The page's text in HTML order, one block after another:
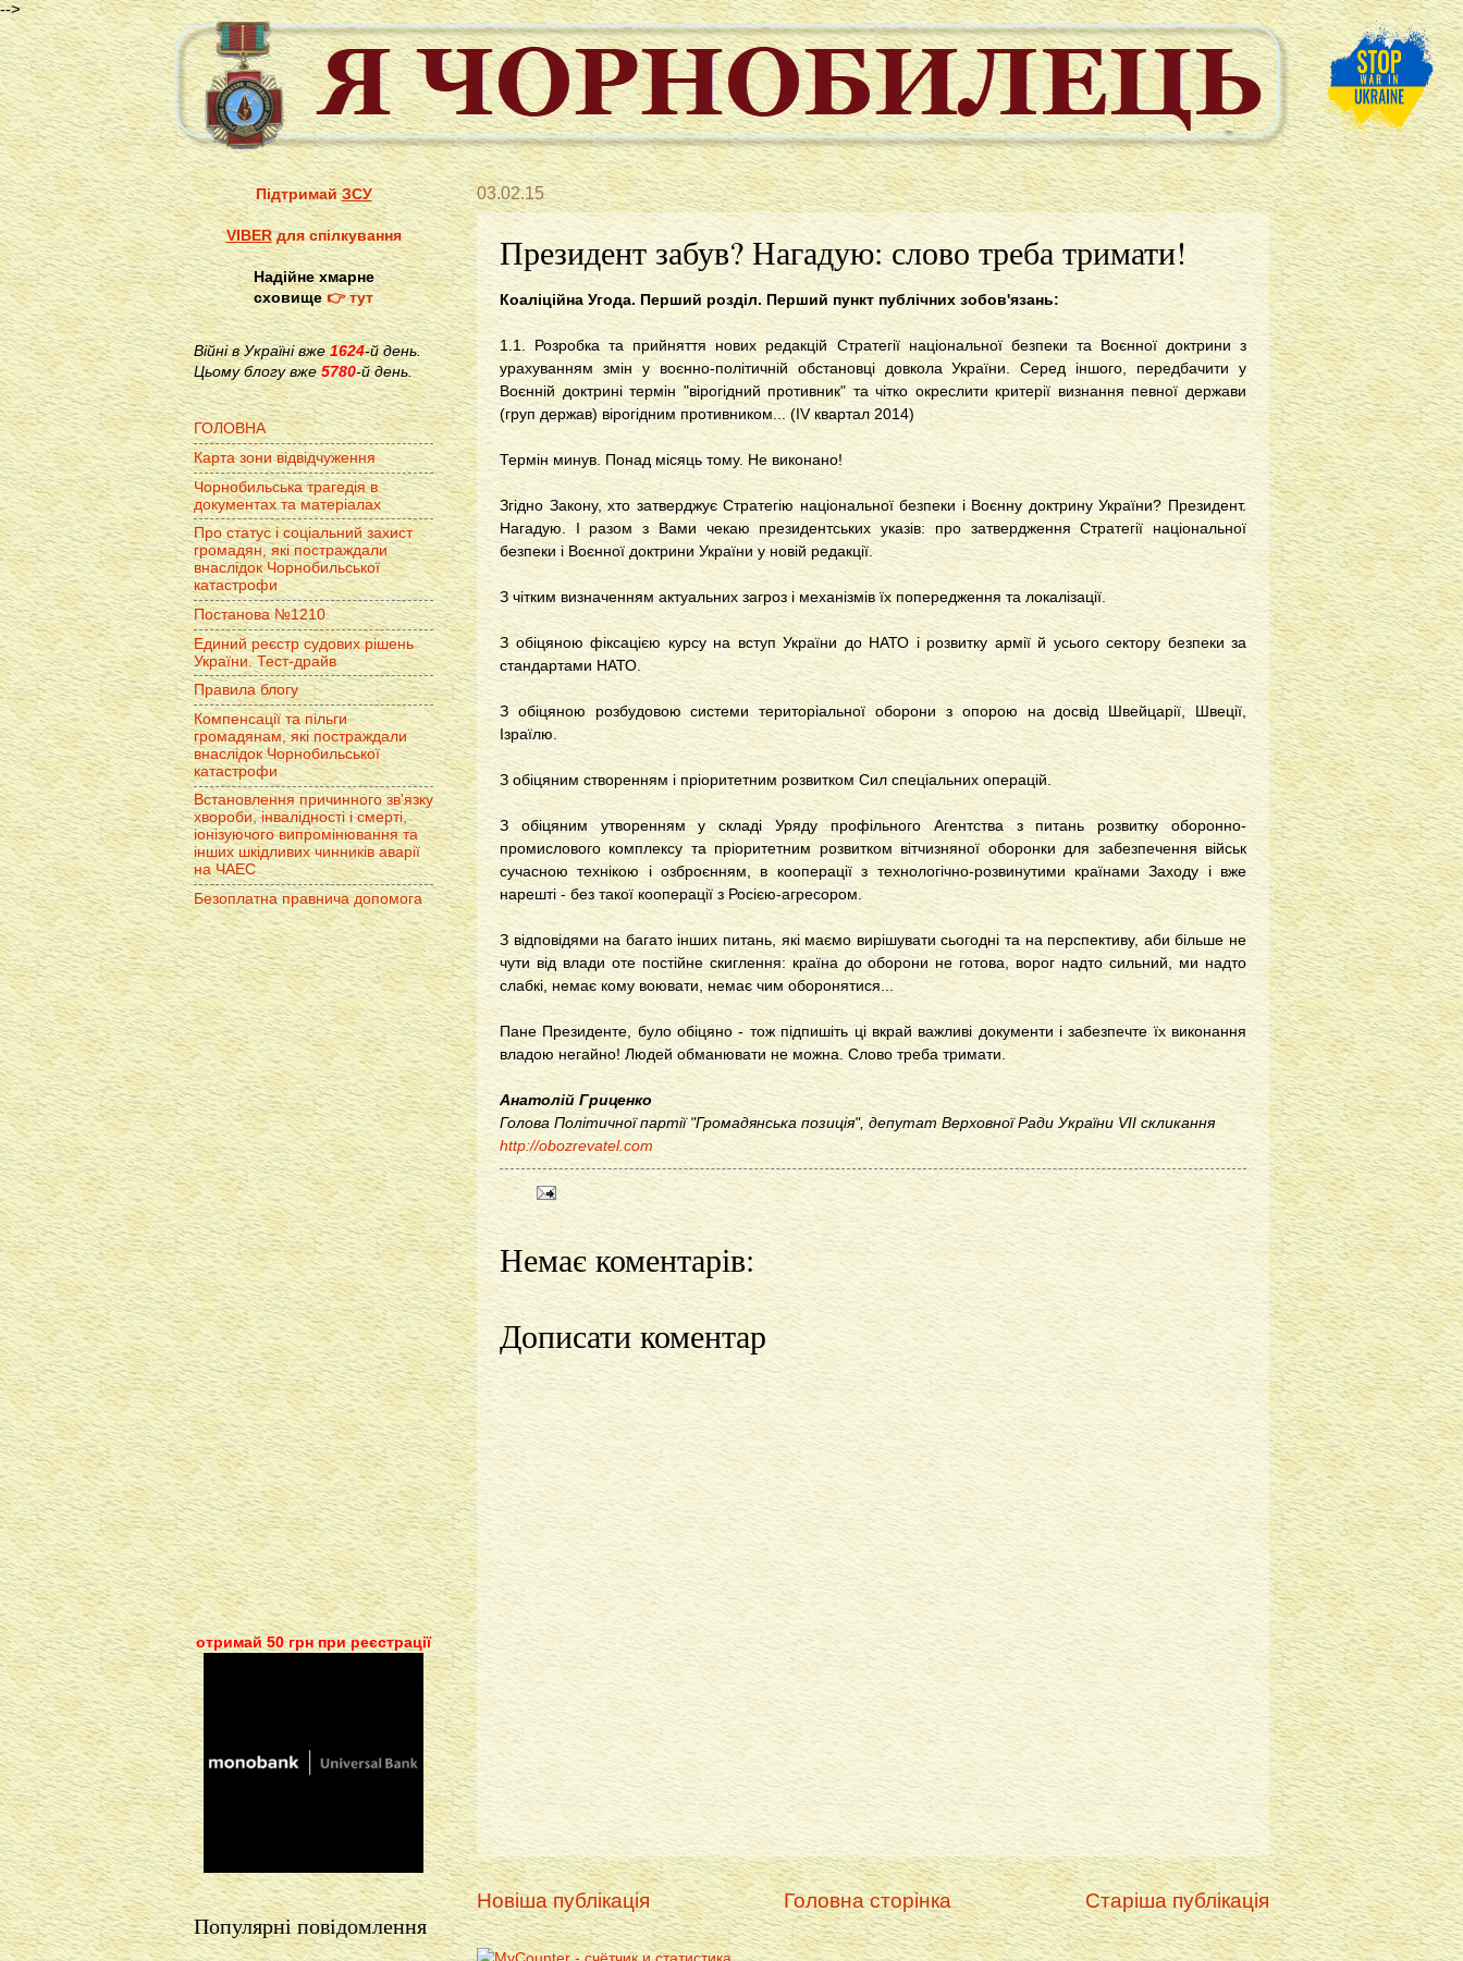
-->
03.02.15
Президент забув? Нагадую: слово треба тримати!
Коаліційна Угода. Перший розділ. Перший пункт публічних зобов'язань:
1.1. Розробка та прийняття нових редакцій Стратегії національної безпеки та Воєнної доктрини з
урахуванням змін у воєнно-політичній обстановці довкола України. Серед іншого, передбачити у
Воєнній доктрині термін "вірогідний противник" та чітко окреслити критерії визнання певної держави
(груп держав) вірогідним противником... (ІV квартал 2014)
Термін минув. Понад місяць тому. Не виконано!
Згідно Закону, хто затверджує Стратегію національної безпеки і Воєнну доктрину України? Президент.
Нагадую. І разом з Вами чекаю президентських указів: про затвердження Стратегії національної
безпеки і Воєнної доктрини України у новій редакції.
З чітким визначенням актуальних загроз і механізмів їх попередження та локалізації.
З обіцяною фіксацією курсу на вступ України до НАТО і розвитку армії й усього сектору безпеки за
стандартами НАТО.
З обіцяною розбудовою системи територіальної оборони з опорою на досвід Швейцарії, Швеції,
Ізраїлю.
З обіцяним створенням і пріоритетним розвитком Сил спеціальних операцій.
З обіцяним утворенням у складі Уряду профільного Агентства з питань розвитку оборонно-
промислового комплексу та пріоритетним розвитком вітчизняної оборонки для забезпечення військ
сучасною технікою і озброєнням, в кооперації з технологічно-розвинутими країнами Заходу і вже
нарешті - без такої кооперації з Росією-агресором.
З відповідями на багато інших питань, які маємо вирішувати сьогодні та на перспективу, аби більше не
чути від влади оте постійне скиглення: країна до оборони не готова, ворог надто сильний, ми надто
слабкі, немає кому воювати, немає чим оборонятися...
Пане Президенте, було обіцяно - тож підпишіть ці вкрай важливі документи і забезпечте їх виконання
владою негайно! Людей обманювати не можна. Слово треба тримати.
Анатолій Гриценко
Голова Політичної партії "Громадянська позиція", депутат Верховної Ради України VII скликання
http://obozrevatel.com
Немає коментарів:
Дописати коментар
Новіша публікація Старіша публікація
Головна сторінка
ПідтримайЗСУ
VIBERдля спілкування
Надійне хмарне
сховище👉 тут
Війні в Україні вже1624-й день.
Цьому блогу вже 5780-й день.
ГОЛОВНА
Карта зони відвідчуження
Чорнобильська трагедія в
документах та матеріалах
Про статус і соціальний захист
громадян, які постраждали
внаслідок Чорнобильської
катастрофи
Постанова №1210
Единий реєстр судових рішень
України. Тест-драйв
Правила блогу
Компенсації та пільги
громадянам, які постраждали
внаслідок Чорнобильської
катастрофи
Встановлення причинного зв'язку
хвороби, інвалідності і смерті,
іонізуючого випромінювання та
інших шкідливих чинників аварії
на ЧАЕС
Безоплатна правнича допомога
отримай 50 грн при реєстрації
Популярні повідомлення